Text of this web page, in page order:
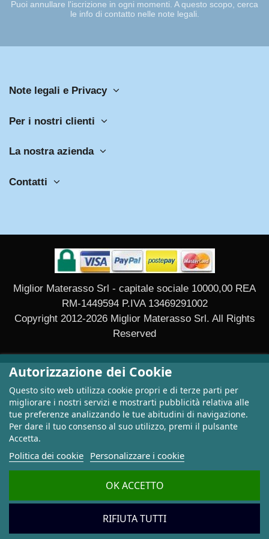
Puoi annullare l'iscrizione in ogni momenti. A questo scopo, cerca
le info di contatto nelle note legali.
Note legali e Privacy
Per i nostri clienti
La nostra azienda
Contatti
Autorizzazione dei Cookie
Questo sito web utilizza cookie propri e di terze parti per
migliorare i nostri servizi e mostrarti pubblicità relativa alle
tue preferenze analizzando le tue abitudini di navigazione.
Per dare il tuo consenso al suo utilizzo, premi il pulsante
Accetta.
Politica dei cookie Personalizzare i cookie
RIFIUTA TUTTI
OK ACCETTO
Miglior Materasso Srl - capitale sociale 10000,00 REA
RM-1449594 P.IVA 13469291002
Copyright 2012-2026 Miglior Materasso Srl. All Rights
Reserved